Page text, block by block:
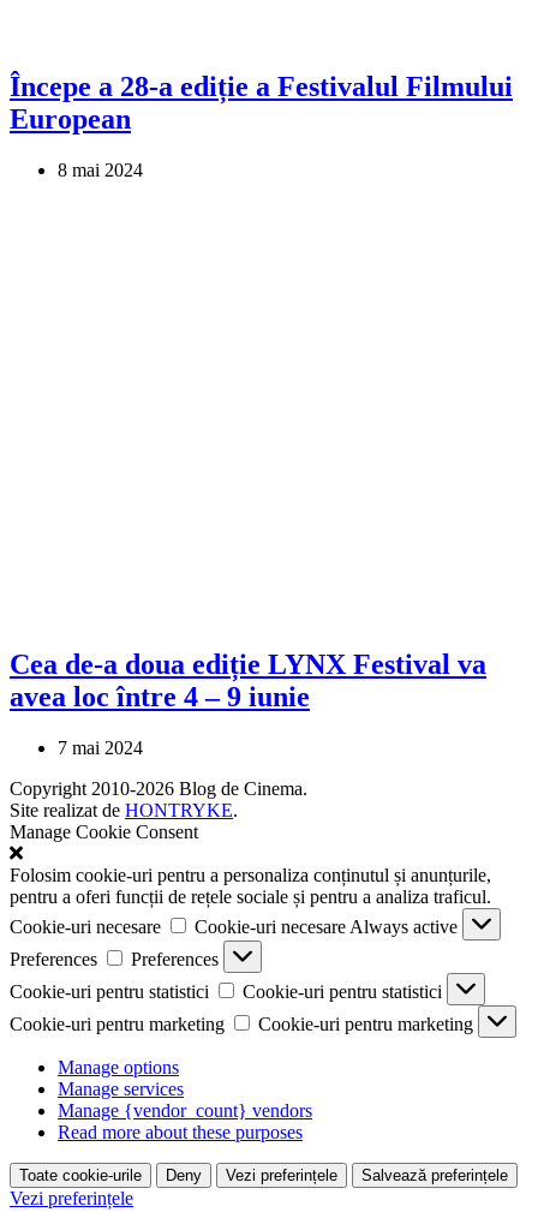
Începe a 28-a ediție a Festivalul Filmului
European
8 mai 2024
Cea de-a doua ediție LYNX Festival va
avea loc între 4 – 9 iunie
7 mai 2024
Copyright 2010-2026 Blog de Cinema.
Site realizat de HONTRYKE.
Manage Cookie Consent
Folosim cookie-uri pentru a personaliza conținutul și anunțurile,
pentru a oferi funcții de rețele sociale și pentru a analiza traficul.
Cookie-uri necesare
Cookie-uri necesare Always active
Preferences
Preferences
Cookie-uri pentru statistici
Cookie-uri pentru statistici
Cookie-uri pentru marketing
Cookie-uri pentru marketing
Manage options
Manage services
Manage {vendor_count} vendors
Read more about these purposes
Toate cookie-urile Deny Vezi preferințele Salvează preferințele
Vezi preferințele